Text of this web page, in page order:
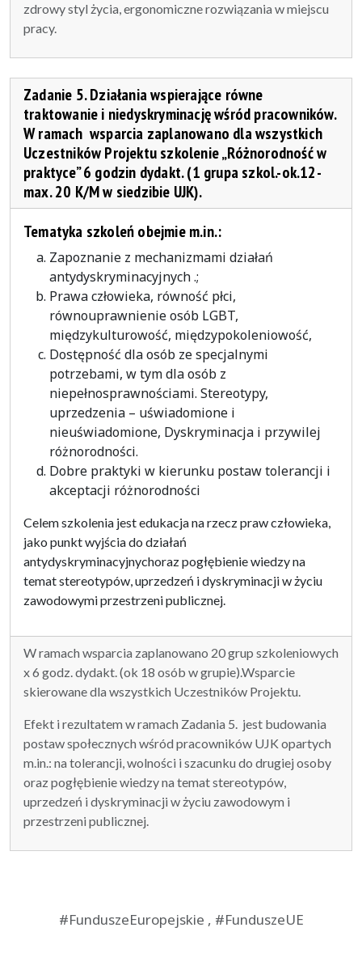
zdrowy styl życia, ergonomiczne rozwiązania w miejscu
pracy.
Zadanie 5. Działania wspierające równe
traktowanie i niedyskryminację wśród pracowników.
W ramach wsparcia zaplanowano dla wszystkich
Uczestników Projektu szkolenie „Różnorodność w
praktyce” 6 godzin dydakt. (1 grupa szkol.-ok.12-
max. 20 K/M w siedzibie UJK).
Tematyka szkoleń obejmie m.in.:
Zapoznanie z mechanizmami działań
antydyskryminacyjnych .;
Prawa człowieka, równość płci,
równouprawnienie osób LGBT,
międzykulturowość, międzypokoleniowość,
Dostępność dla osób ze specjalnymi
potrzebami, w tym dla osób z
niepełnosprawnościami. Stereotypy,
uprzedzenia – uświadomione i
nieuświadomione, Dyskryminacja i przywilej
różnorodności.
Dobre praktyki w kierunku postaw tolerancji i
akceptacji różnorodności
Celem szkolenia jest edukacja na rzecz praw człowieka,
jako punkt wyjścia do działań
antydyskryminacyjnychoraz pogłębienie wiedzy na
temat stereotypów, uprzedzeń i dyskryminacji w życiu
zawodowymi przestrzeni publicznej.
W ramach wsparcia zaplanowano 20 grup szkoleniowych
x 6 godz. dydakt. (ok 18 osób w grupie).Wsparcie
skierowane dla wszystkich Uczestników Projektu.
Efekt i rezultatem w ramach Zadania 5. jest budowania
postaw społecznych wśród pracowników UJK opartych
m.in.: na tolerancji, wolności i szacunku do drugiej osoby
oraz pogłębienie wiedzy na temat stereotypów,
uprzedzeń i dyskryminacji w życiu zawodowym i
przestrzeni publicznej.
#FunduszeEuropejskie , #FunduszeUE